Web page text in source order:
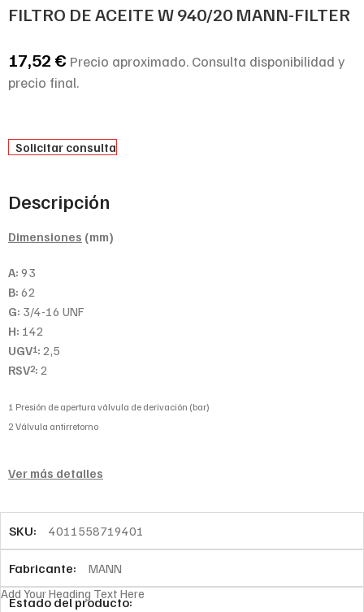
FILTRO DE ACEITE W 940/20 MANN-FILTER
17,52€ Precio aproximado. Consulta disponibilidad y
precio final.
Solicitar consulta
Descripción
Dimensiones (mm)
A: 93
B: 62
G: 3/4-16 UNF
H: 142
UGV1: 2,5
RSV2: 2
1 Presión de apertura válvula de derivación (bar)
2 Válvula antirretorno
Ver más detalles
SKU: 4011558719401
Fabricante: MANN
Estado del producto:
Add Your Heading Text Here